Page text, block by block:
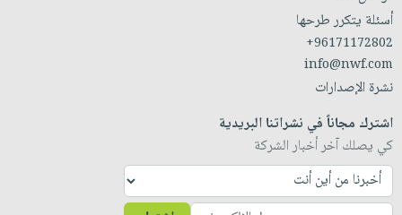
أسئلة يتكرر طرحها
+96171172802
info@nwf.com
نشرة الإصدارات
اشترك مجاناً في نشراتنا البريدية
كي يصلك آخر أخبار الشركة